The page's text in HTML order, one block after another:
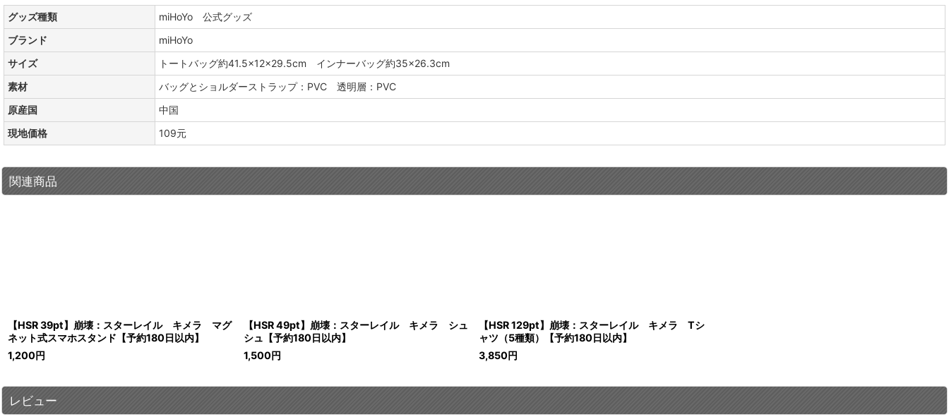
グッズ種類
miHoYo 公式グッズ
ブランド
miHoYo
サイズ
トートバッグ約41.5×12×29.5cm インナーバッグ約35×26.3cm
素材
バッグとショルダーストラップ：PVC 透明層：PVC
原産国
中国
現地価格
109元
関連商品
【HSR 39pt】崩壊：スターレイル キメラ マグ
ネット式スマホスタンド【予約180日以内】
1,200円
【HSR 49pt】崩壊：スターレイル キメラ シュ
シュ【予約180日以内】
1,500円
【HSR 129pt】崩壊：スターレイル キメラ Tシ
ャツ（5種類）【予約180日以内】
3,850円
レビュー